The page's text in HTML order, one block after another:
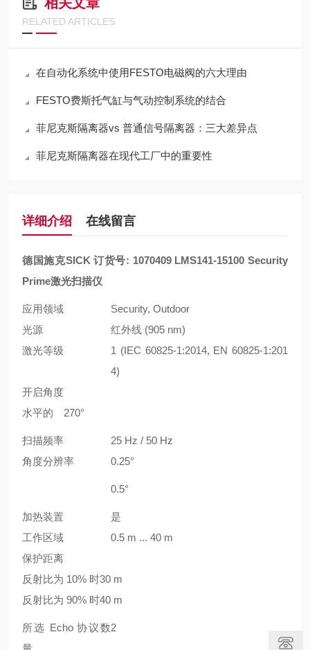
RELATED ARTICLES
在自动化系统中使用FESTO电磁阀的六大理由
FESTO费斯托气缸与气动控制系统的结合
菲尼克斯隔离器vs 普通信号隔离器：三大差异点
菲尼克斯隔离器在现代工厂中的重要性
详细介绍 在线留言
德国施克SICK 订货号: 1070409 LMS141-15100 Security
Prime激光扫描仪
应用领域
Security, Outdoor
光源
红外线 (905 nm)
激光等级
1 (IEC 60825-1:2014, EN 60825-1:201
4)
开启角度
水平的
270°
扫描频率
25 Hz / 50 Hz
角度分辨率
0.25°
0.5°
加热装置
是
工作区域
0.5 m ... 40 m
保护距离
反射比为 10% 时30 m
反射比为 90% 时40 m
所选 Echo 协议数2